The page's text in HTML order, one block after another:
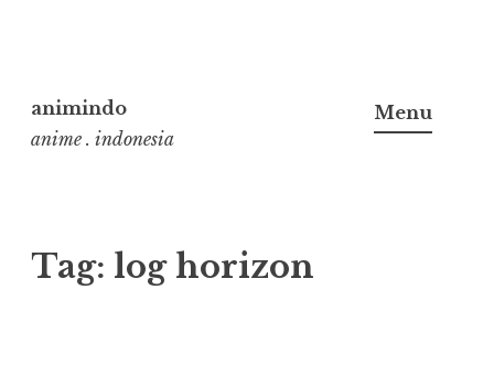
to
content
animindo
anime . indonesia
Menu
Tag: log horizon